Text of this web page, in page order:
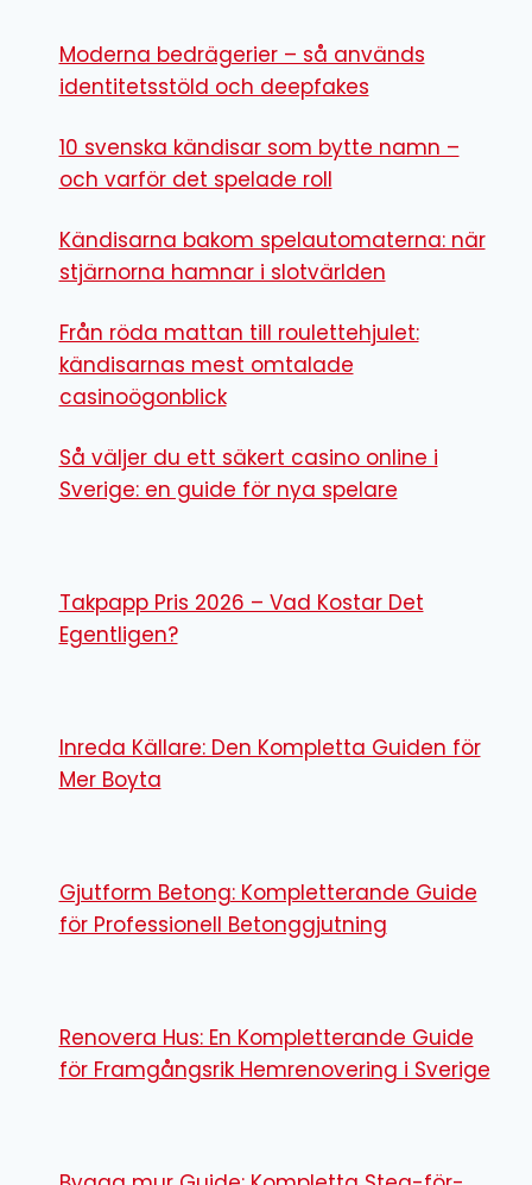
Moderna bedrägerier – så används
identitetsstöld och deepfakes
10 svenska kändisar som bytte namn –
och varför det spelade roll
Kändisarna bakom spelautomaterna: när
stjärnorna hamnar i slotvärlden
Från röda mattan till roulettehjulet:
kändisarnas mest omtalade
casinoögonblick
Så väljer du ett säkert casino online i
Sverige: en guide för nya spelare
Takpapp Pris 2026 – Vad Kostar Det
Egentligen?
Inreda Källare: Den Kompletta Guiden för
Mer Boyta
Gjutform Betong: Kompletterande Guide
för Professionell Betonggjutning
Renovera Hus: En Kompletterande Guide
för Framgångsrik Hemrenovering i Sverige